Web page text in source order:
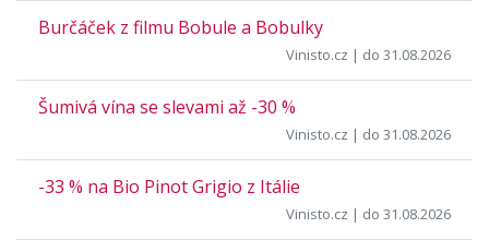
Burčáček z filmu Bobule a Bobulky
Vinisto.cz | do 31.08.2026
Šumivá vína se slevami až -30 %
Vinisto.cz | do 31.08.2026
-33 % na Bio Pinot Grigio z Itálie
Vinisto.cz | do 31.08.2026